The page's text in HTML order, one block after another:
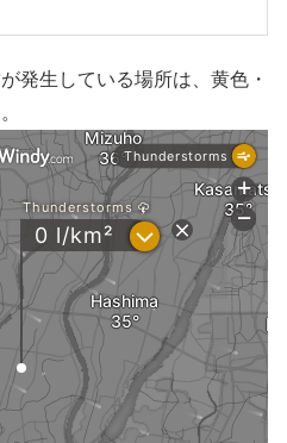
発生している場所は、黄色・